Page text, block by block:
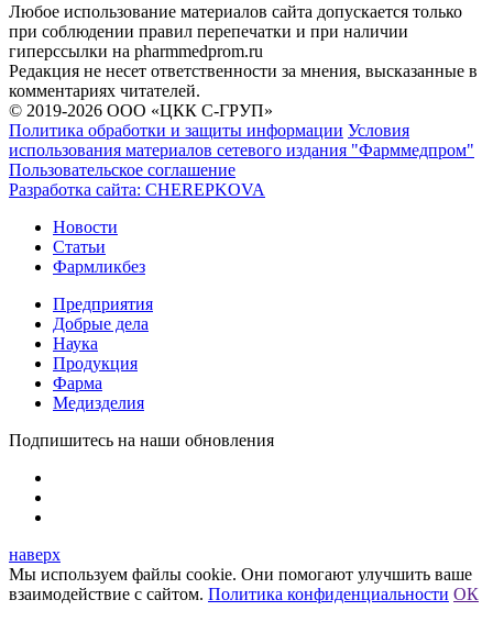
Любое использование материалов сайта допускается только
при соблюдении правил перепечатки и при наличии
гиперссылки на pharmmedprom.ru
Редакция не несет ответственности за мнения, высказанные в
комментариях читателей.
© 2019-2026 ООО «ЦКК С-ГРУП»
Политика обработки и защиты информации Условия
использования материалов сетевого издания "Фарммедпром"
Пользовательское соглашение
Разработка сайта: CHEREPKOVA
Новости
Статьи
Фармликбез
Предприятия
Добрые дела
Наука
Продукция
Фарма
Медизделия
Подпишитесь на наши обновления
наверх
Мы используем файлы cookie. Они помогают улучшить ваше
взаимодействие с сайтом. Политика конфиденциальности ОК